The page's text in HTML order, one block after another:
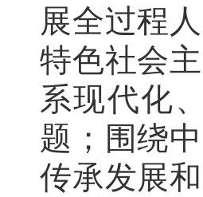
展全过程
特色社会
系现代化
题；围绕
传承发展